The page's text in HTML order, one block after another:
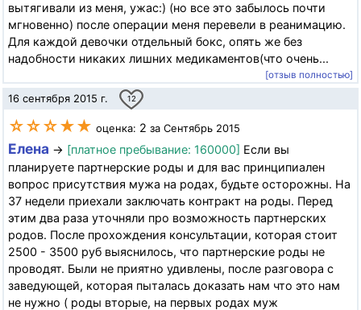
вытягивали из меня, ужас:) (но все это забылось почти
мгновенно) после операции меня перевели в реанимацию.
Для каждой девочки отдельный бокс, опять же без
надобности никаких лишних медикаментов(что очень...
[отзыв полностью]
16 сентября 2015 г. 12
☆☆☆★★ оценка: 2 за Сентябрь 2015
Елена → [платное пребывание: 160000] Если вы
планируете партнерские роды и для вас принципиален
вопрос присутствия мужа на родах, будьте осторожны. На
37 недели приехали заключать контракт на роды. Перед
этим два раза уточняли про возможность партнерских
родов. После прохождения консультации, которая стоит
2500 - 3500 руб выяснилось, что партнерские роды не
проводят. Были не приятно удивлены, после разговора с
заведующей, которая пыталась доказать нам что это нам
не нужно ( роды вторые, на первых родах муж